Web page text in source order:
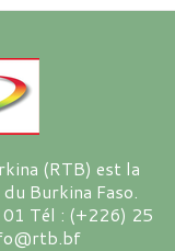
(RTB) est la
Burkina Faso.
01 Tél : (+226) 25